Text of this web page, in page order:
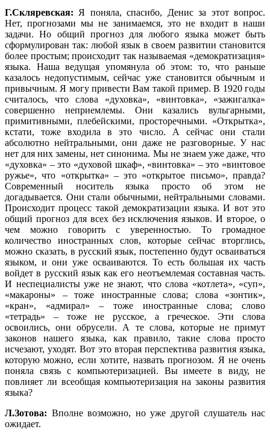
Г.Скляревская: Я поняла, спасибо, Денис за этот вопрос.
Нет, прогнозами мы не занимаемся, это не входит в наши
задачи. Но общий прогноз для любого языка может быть
сформулирован так: любой язык в своем развитии становится
более простым; происходит так называемая «демократизация»
языка. Наша ведущая упомянула об этом: то, что раньше
казалось недопустимым, сейчас уже становится обычным и
привычным. Я могу привести Вам такой пример. В 1920 годы
считалось, что слова «духовка», «винтовка», «зажигалка»
совершенно неприемлемы. Они казались вульгарными,
примитивными, плебейскими, просторечными. «Открытка»,
кстати, тоже входила в это число. А сейчас они стали
абсолютно нейтральными, они даже не разговорные. У нас
нет для них замены, нет синонима. Мы не знаем уже даже, что
«духовка» – это «духовой шкаф», «винтовка» – это «винтовое
ружье», что «открытка» – это «открытое письмо», правда?
Современный носитель языка просто об этом не
догадывается. Они стали обычными, нейтральными словами.
Происходит процесс такой демократизации языка. И вот это
общий прогноз для всех без исключения языков. И второе, о
чем можно говорить с уверенностью. То громадное
количество иностранных слов, которые сейчас вторглись,
можно сказать, в русский язык, постепенно будут осваиваться
языком, и они уже осваиваются. То есть большая их часть
войдет в русский язык как его неотъемлемая составная часть.
И неспециалисты уже не знают, что слова «котлета», «суп»,
«макароны» – тоже иностранные слова; слова «зонтик»,
«кран», «адмирал» – тоже иностранные слова; слово
«тетрадь» – тоже не русское, а греческое. Эти слова
освоились, они обрусели. А те слова, которые не примут
законов нашего языка, как правило, такие слова просто
исчезают, уходят. Вот это вторая перспектива развития языка,
которую можно, если хотите, назвать прогнозом. Я не очень
поняла связь с компьютеризацией. Вы имеете в виду, не
повлияет ли всеобщая компьютеризация на законы развития
языка?
Л.Зотова: Вполне возможно, но уже другой слушатель нас
ожидает.